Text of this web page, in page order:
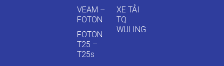
VEAM –
FOTON
FOTON
T25 –
T25s
XE TẢI
TQ
WULING